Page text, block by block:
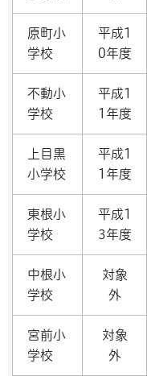
原町小
学校
平成1
0年度
不動小
学校
平成1
1年度
上目黒
小学校
平成1
1年度
東根小
学校
平成1
3年度
中根小
学校
対象
外
宮前小
学校
対象
外